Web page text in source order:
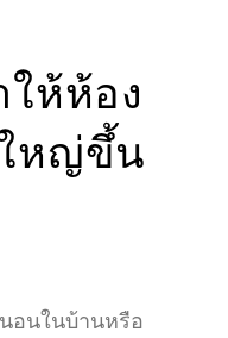
ห้ห้อง
หญ่ขึ้น
อนในบ้านหรือ